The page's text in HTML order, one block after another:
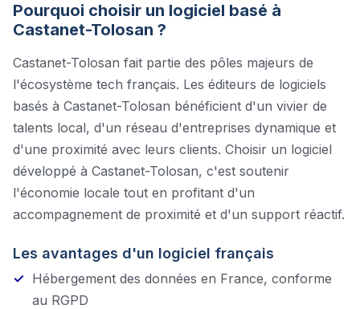
Pourquoi choisir un logiciel basé à
Castanet-Tolosan ?
Castanet-Tolosan fait partie des pôles majeurs de
l'écosystème tech français. Les éditeurs de logiciels
basés à Castanet-Tolosan bénéficient d'un vivier de
talents local, d'un réseau d'entreprises dynamique et
d'une proximité avec leurs clients. Choisir un logiciel
développé à Castanet-Tolosan, c'est soutenir
l'économie locale tout en profitant d'un
accompagnement de proximité et d'un support réactif.
Les avantages d'un logiciel français
Hébergement des données en France, conforme
au RGPD